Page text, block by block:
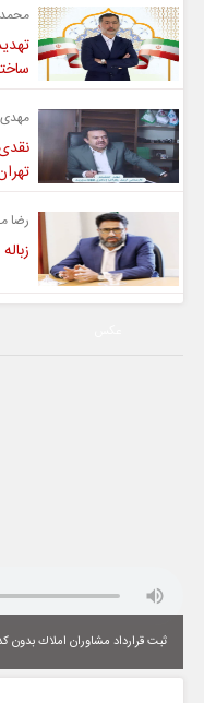
رضا
ثبت قرارداد مشاوران املاك